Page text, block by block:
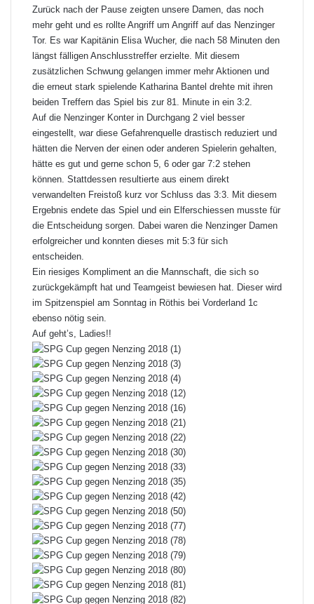
Zurück nach der Pause zeigten unsere Damen, das noch
mehr geht und es rollte Angriff um Angriff auf das Nenzinger
Tor. Es war Kapitänin Elisa Wucher, die nach 58 Minuten den
längst fälligen Anschlusstreffer erzielte. Mit diesem
zusätzlichen Schwung gelangen immer mehr Aktionen und
die erneut stark spielende Katharina Bantel drehte mit ihren
beiden Treffern das Spiel bis zur 81. Minute in ein 3:2.
Auf die Nenzinger Konter in Durchgang 2 viel besser
eingestellt, war diese Gefahrenquelle drastisch reduziert und
hätten die Nerven der einen oder anderen Spielerin gehalten,
hätte es gut und gerne schon 5, 6 oder gar 7:2 stehen
können. Stattdessen resultierte aus einem direkt
verwandelten Freistoß kurz vor Schluss das 3:3. Mit diesem
Ergebnis endete das Spiel und ein Elferschiessen musste für
die Entscheidung sorgen. Dabei waren die Nenzinger Damen
erfolgreicher und konnten dieses mit 5:3 für sich
entscheiden.
Ein riesiges Kompliment an die Mannschaft, die sich so
zurückgekämpft hat und Teamgeist bewiesen hat. Dieser wird
im Spitzenspiel am Sonntag in Röthis bei Vorderland 1c
ebenso nötig sein.
Auf geht’s, Ladies!!